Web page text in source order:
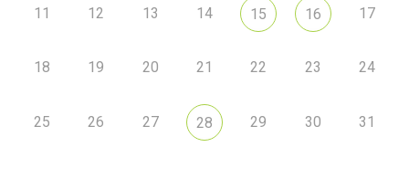
11 12 13 14 15 16 17
18 19 20 21 22 23 24
25 26 27 28 29 30 31